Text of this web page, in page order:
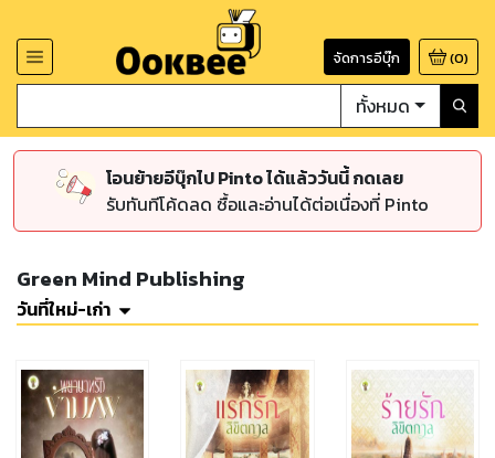
จัดการอีบุ๊ก (0)
ทั้งหมด
โอนย้ายอีบุ๊กไป Pinto ได้แล้ววันนี้ กดเลย
รับทันทีโค้ดลด ซื้อและอ่านได้ต่อเนื่องที่ Pinto
Green Mind Publishing
วันที่ใหม่-เก่า